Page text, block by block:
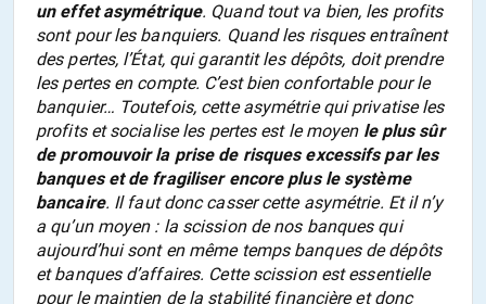
un effet asymétrique. Quand tout va bien, les profits
sont pour les banquiers. Quand les risques entraînent
des pertes, l’État, qui garantit les dépôts, doit prendre
les pertes en compte. C’est bien confortable pour le
banquier… Toutefois, cette asymétrie qui privatise les
profits et socialise les pertes est le moyen le plus sûr
de promouvoir la prise de risques excessifs par les
banques et de fragiliser encore plus le système
bancaire. Il faut donc casser cette asymétrie. Et il n’y
a qu’un moyen : la scission de nos banques qui
aujourd’hui sont en même temps banques de dépôts
et banques d’affaires. Cette scission est essentielle
pour le maintien de la stabilité financière et donc